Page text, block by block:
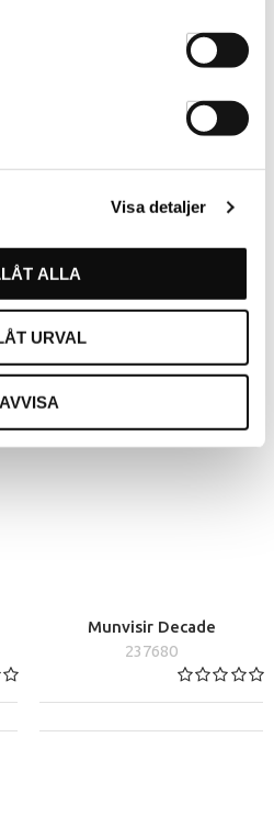
Visa detaljer
ALLA
URVAL
AVVISA
Munskydd Svarta 10-p
Munvisir Decade
237680